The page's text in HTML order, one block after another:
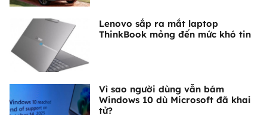
Lenovo sắp ra mắt laptop
ThinkBook mỏng đến mức khó tin
Vì sao người dùng vẫn bám
Windows 10 dù Microsoft đã khai
tử?